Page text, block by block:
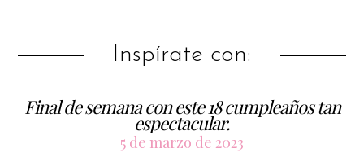
Inspírate con:
Final de semana con este 18 cumpleaños tan
espectacular.
5 de marzo de 2023